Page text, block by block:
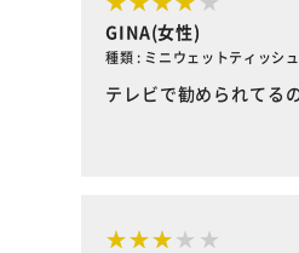
GINA(女性)
種類 : ミニウェットティッシ
テレビで勧められてる